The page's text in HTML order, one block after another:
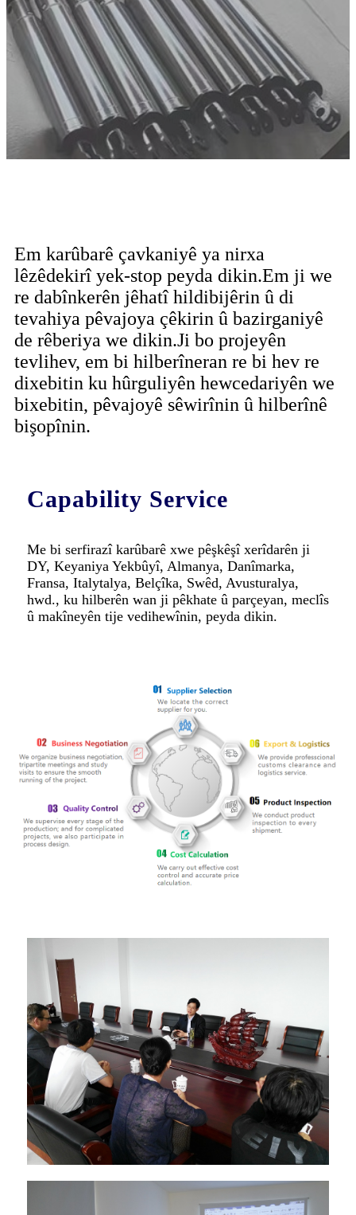
Em karûbarê çavkaniyê ya nirxa
lêzêdekirî yek-stop peyda dikin.Em ji we
re dabînkerên jêhatî hildibijêrin û di
tevahiya pêvajoya çêkirin û bazirganiyê
de rêberiya we dikin.Ji bo projeyên
tevlihev, em bi hilberîneran re bi hev re
dixebitin ku hûrguliyên hewcedariyên we
bixebitin, pêvajoyê sêwirînin û hilberînê
bişopînin.
Capability Service
Me bi serfirazî karûbarê xwe pêşkêşî xerîdarên ji
DY, Keyaniya Yekbûyî, Almanya, Danîmarka,
Fransa, Italytalya, Belçîka, Swêd, Avusturalya,
hwd., ku hilberên wan ji pêkhate û parçeyan, meclîs
û makîneyên tije vedihewînin, peyda dikin.